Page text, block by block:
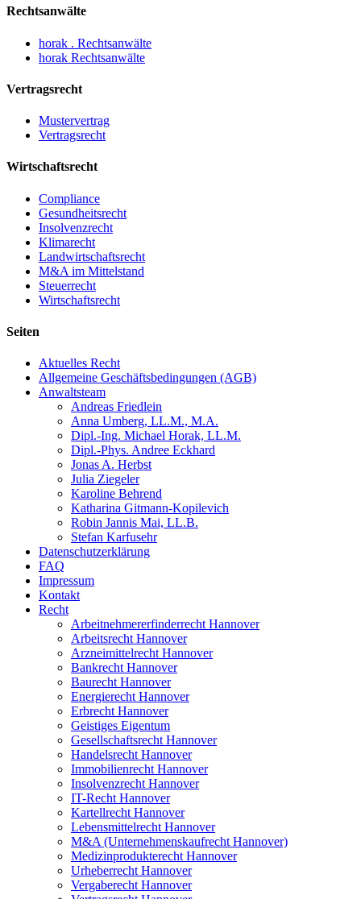
Rechtsanwälte
horak . Rechtsanwälte
horak Rechtsanwälte
Vertragsrecht
Mustervertrag
Vertragsrecht
Wirtschaftsrecht
Compliance
Gesundheitsrecht
Insolvenzrecht
Klimarecht
Landwirtschaftsrecht
M&A im Mittelstand
Steuerrecht
Wirtschaftsrecht
Seiten
Aktuelles Recht
Allgemeine Geschäftsbedingungen (AGB)
Anwaltsteam
Andreas Friedlein
Anna Umberg, LL.M., M.A.
Dipl.-Ing. Michael Horak, LL.M.
Dipl.-Phys. Andree Eckhard
Jonas A. Herbst
Julia Ziegeler
Karoline Behrend
Katharina Gitmann-Kopilevich
Robin Jannis Mai, LL.B.
Stefan Karfusehr
Datenschutzerklärung
FAQ
Impressum
Kontakt
Recht
Arbeitnehmererfinderrecht Hannover
Arbeitsrecht Hannover
Arzneimittelrecht Hannover
Bankrecht Hannover
Baurecht Hannover
Energierecht Hannover
Erbrecht Hannover
Geistiges Eigentum
Gesellschaftsrecht Hannover
Handelsrecht Hannover
Immobilienrecht Hannover
Insolvenzrecht Hannover
IT-Recht Hannover
Kartellrecht Hannover
Lebensmittelrecht Hannover
M&A (Unternehmenskaufrecht Hannover)
Medizinprodukterecht Hannover
Urheberrecht Hannover
Vergaberecht Hannover